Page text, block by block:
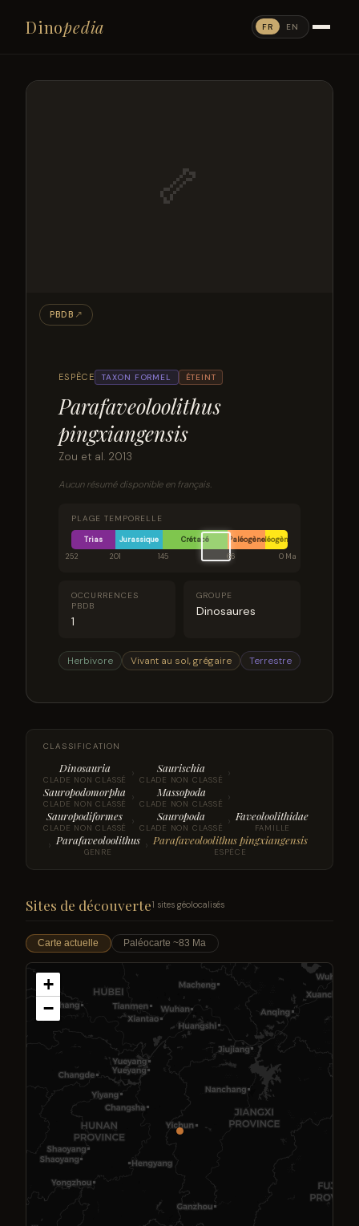
Dinopedia FR EN
ESPÈCE TAXON FORMEL ÉTEINT
Parafaveoloolithus
pingxiangensis
Zou et al. 2013
Aucun résumé disponible en français.
PLAGE TEMPORELLE
Trias Jurassique Crétacé PaléogèneNéogène
252
201 145 66 0 Ma
OCCURRENCES
PBDB
1
GROUPE
Dinosaures
Herbivore Vivant au sol, grégaire Terrestre
🦴
PBDB ↗
CLASSIFICATION
Dinosauria
CLADE NON CLASSÉ › Saurischia
CLADE NON CLASSÉ ›
Sauropodomorpha
CLADE NON CLASSÉ › Massopoda
CLADE NON CLASSÉ ›
Sauropodiformes
CLADE NON CLASSÉ › Sauropoda
CLADE NON CLASSÉ › Faveoloolithidae
FAMILLE
› Parafaveoloolithus
GENRE › Parafaveoloolithus pingxiangensis
ESPÈCE
Sites de découverte1 sites géolocalisés
Carte actuelle Paléocarte ~83 Ma
+
−